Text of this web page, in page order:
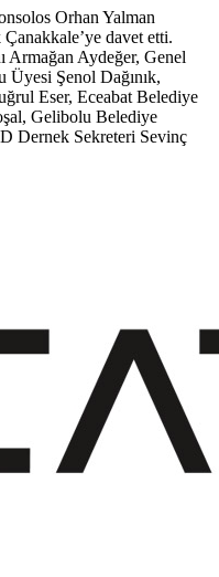
Orhan Yalman
davet etti.
Armağan Aydeğer, Genel
Şenol Dağınık,
Eser, Eceabat Belediye
Gelibolu Belediye
Dernek Sekreteri Sevinç